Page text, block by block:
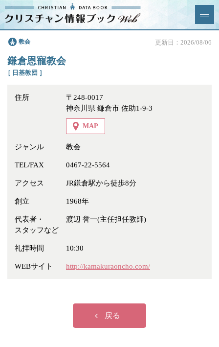
クリスチャン
情報ブックとは
News & Topics
よくあるご質問
教会 学校・幼稚園・神学校
特別集会奉仕者
冠婚葬祭 各種団体
教会 更新日：2026/08/06
鎌倉恩寵教会
［ 日基教団 ］
住所
〒248-0017
神奈川県 鎌倉市 佐助1-9-3
MAP
ジャンル 教会
TEL/FAX 0467-22-5564
アクセス JR鎌倉駅から徒歩8分
創立 1968年
代表者・
スタッフなど
渡辺 誉一(主任担任教師)
礼拝時間 10:30
WEBサイト http://kamakuraoncho.com/
戻る